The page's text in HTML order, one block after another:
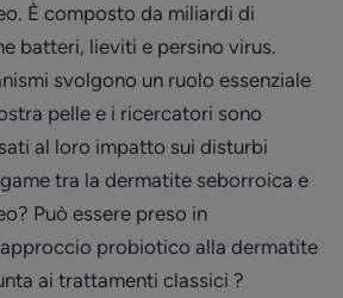
È composto da miliardi di
batteri, lieviti e persino virus.
svolgono un ruolo essenziale
pelle e i ricercatori sono
al loro impatto sui disturbi
tra la dermatite seborroica e
Può essere preso in
probiotico alla dermatite
ai trattamenti classici ?